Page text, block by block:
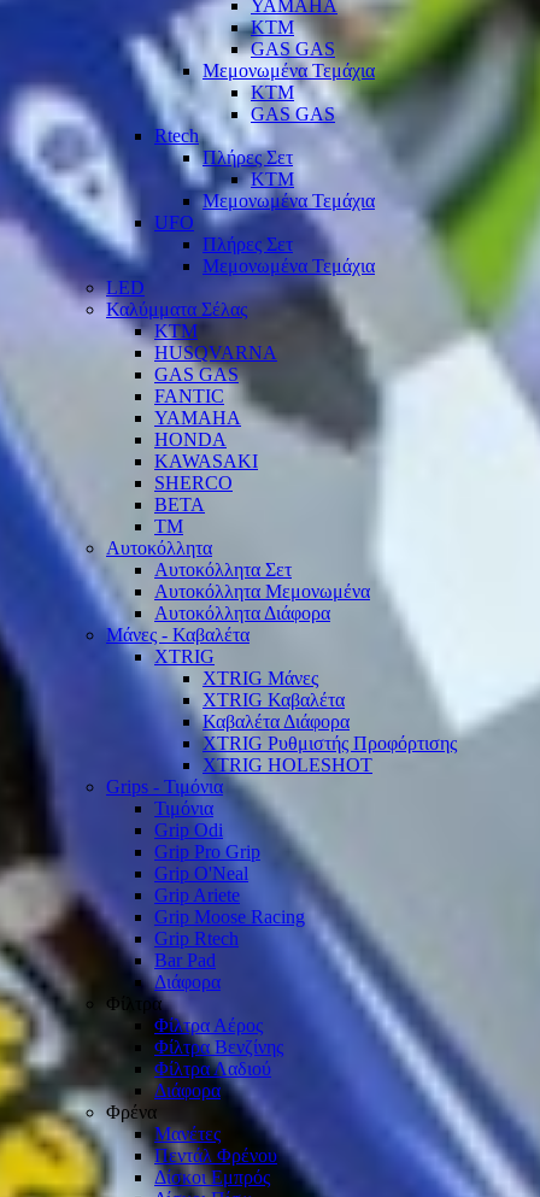
YAMAHA
KTM
GAS GAS
Μεμονωμένα Τεμάχια
KTM
GAS GAS
Rtech
Πλήρες Σετ
KTM
Μεμονωμένα Τεμάχια
UFO
Πλήρες Σετ
Μεμονωμένα Τεμάχια
LED
Καλύμματα Σέλας
KTM
HUSQVARNA
GAS GAS
FANTIC
YAMAHA
HONDA
KAWASAKI
SHERCO
BETA
TM
Αυτοκόλλητα
Αυτοκόλλητα Σετ
Αυτοκόλλητα Μεμονωμένα
Αυτοκόλλητα Διάφορα
Μάνες - Καβαλέτα
XTRIG
XTRIG Μάνες
XTRIG Καβαλέτα
Καβαλέτα Διάφορα
XTRIG Ρυθμιστής Προφόρτισης
XTRIG HOLESHOT
Grips - Τιμόνια
Τιμόνια
Grip Odi
Grip Pro Grip
Grip O'Neal
Grip Ariete
Grip Moose Racing
Grip Rtech
Bar Pad
Διάφορα
Φίλτρα
Φίλτρα Αέρος
Φίλτρα Βενζίνης
Φίλτρα Λαδιού
Διάφορα
Φρένα
Μανέτες
Πεντάλ Φρένου
Δίσκοι Εμπρός